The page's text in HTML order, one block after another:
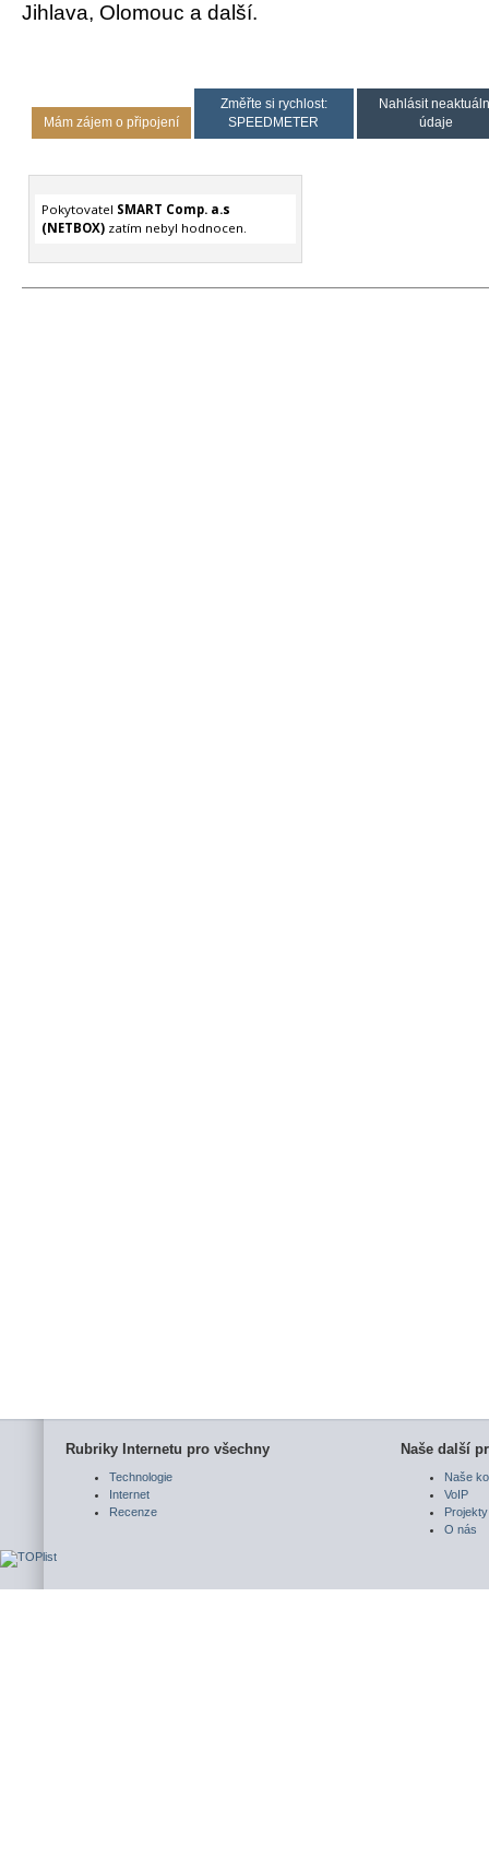
Jihlava, Olomouc a další.
Mám zájem o připojení
Změřte si rychlost:
SPEEDMETER
Nahlásit
údaje
Pokytovatel SMART Comp. a.s
(NETBOX)zatím nebyl hodnocen.
Rubriky Internetu pro všechny
Technologie
Internet
Recenze
Naše další
Naše
VoIP
Projekty
O nás